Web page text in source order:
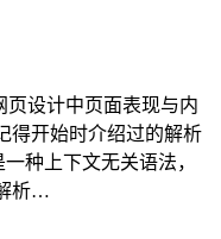
页设计中页面表现与内
得开始时介绍过的解析
种上下文无关语法，
析…